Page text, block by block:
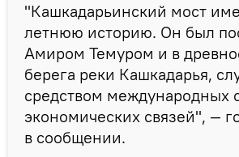
"Кашкадарьинский мост
летнюю историю. Он был
Амиром Темуром и в
берега реки Кашкадарья,
средством международных
экономических связей", —
в сообщении.